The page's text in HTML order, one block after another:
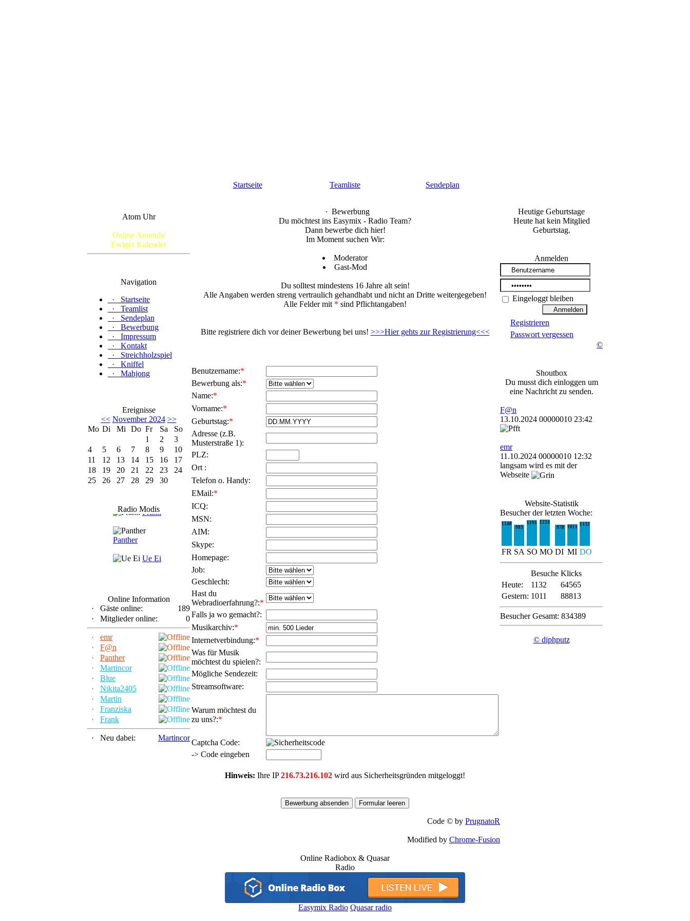
Startseite Teamliste Sendeplan
Atom Uhr
Online Atomuhr
Ewiger Kalender
Navigation
·
Startseite
·
Teamlist
·
Sendeplan
·
Bewerbung
·
Impressum
·
Kontakt
·
Streichholzspiel
·
Kniffel
·
Mahjong
Ereignisse
<< November 2024 >>
Mo Di Mi Do Fr Sa
So
1
2
3
4
5 6 7 8 9
10
11
12 13 14 15 16
17
18
19 20 21 22 23
24
25
26 27 28 29 30
Radio Modis
Frank
Panther
Ue Ei
Online Information
·
Gäste online:
189
·
Mitglieder online: 0
·
emr
·
F@n
·
Panther
·
Martincor
·
Blue
·
Nikita2405
·
Martin
·
Franziska
·
Frank
· Neu dabei: Martincor
· Bewerbung
Du möchtest ins Easymix - Radio Team?
Dann bewerbe dich hier!
Im Moment suchen Wir:
Moderator
Gast-Mod
Du solltest mindestens 16 Jahre alt sein!
Alle Angaben werden streng vertraulich gehandhabt und nicht an Dritte weitergegeben!
Alle Felder mit * sind Pflichtangaben!
Bitte registriere dich vor deiner Bewerbung bei uns! >>>Hier gehts zur Registrierung<<<
Benutzername:*
Bewerbung als:*
Name:*
Vorname:*
Geburtstag:*
Adresse (z.B.
Musterstraße 1):
PLZ:
Ort :
Telefon o. Handy:
EMail:*
ICQ:
MSN:
AIM:
Skype:
Homepage:
Job:
Geschlecht:
Hast du
Webradioerfahrung?:*
Falls ja wo gemacht?:
Musikarchiv:*
Internetverbindung:*
Was für Musik
möchtest du spielen?:
Mögliche Sendezeit:
Streamsoftware:
Warum möchtest du
zu uns?:*
Captcha Code:
-> Code eingeben
Hinweis: Ihre IP216.73.216.102 wird aus Sicherheitsgründen mitgeloggt!
Code © by PrugnatoR
Modified by Chrome-Fusion
Online Radiobox & Quasar
Radio
Easymix Radio Quasar radio
Heutige Geburtstage
Heute hat kein Mitglied
Geburtstag.
Anmelden
Eingeloggt bleiben
Registrieren
Passwort vergessen
©
Shoutbox
Du musst dich einloggen um
eine Nachricht zu senden.
F@n
13.10.2024 00000010 23:42
emr
11.10.2024 00000010 12:32
langsam wird es mit der
Webseite
Website-Statistik
Besucher der letzten Woche:
1140
983
1191
1224
978
1011 1132
FR SA SO MO DI MI DO
Besuche Klicks
Heute:
1132
64565
Gestern: 1011 88813
Besucher Gesamt: 834389
© diphputz